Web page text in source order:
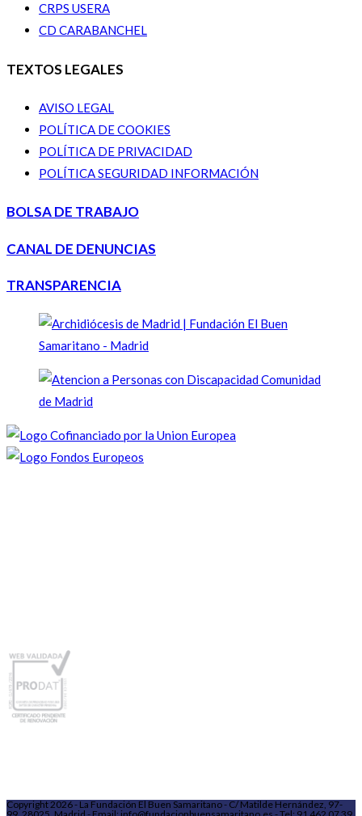
CRPS USERA
CD CARABANCHEL
TEXTOS LEGALES
AVISO LEGAL
POLÍTICA DE COOKIES
POLÍTICA DE PRIVACIDAD
POLÍTICA SEGURIDAD INFORMACIÓN
BOLSA DE TRABAJO
CANAL DE DENUNCIAS
TRANSPARENCIA
Copyright 2026 - La Fundación El Buen Samaritano - C/ Matilde Hernández, 97-